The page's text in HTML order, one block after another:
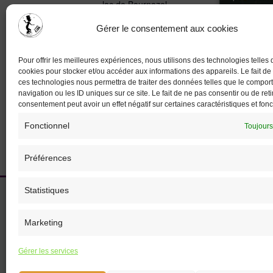
Gérer le consentement aux cookies
Pour offrir les meilleures expériences, nous utilisons des technologies telles
cookies pour stocker et/ou accéder aux informations des appareils. Le fait
ces technologies nous permettra de traiter des données telles que le
navigation ou les ID uniques sur ce site. Le fait de ne pas consentir ou de
consentement peut avoir un effet négatif sur certaines caractéristiques et
Fonctionnel
Préférences
Statistiques
Marketing
Gérer les services
lac de Bournazel
Map
Journée de la petite Enfance